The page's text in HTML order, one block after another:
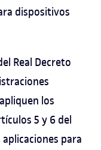
dispositivos
Real Decreto
los
5 y 6 del
para